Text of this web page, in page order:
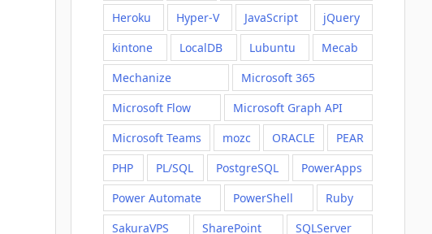
Heroku
Hyper-V JavaScript
jQuery
kintone
LocalDB Lubuntu
Mecab
Mechanize
Microsoft 365
Microsoft Flow
Microsoft Graph API
Microsoft Teams
mozc ORACLE
PEAR
PHP
PL/SQL PostgreSQL
PowerApps
Power Automate
PowerShell
Ruby
SakuraVPS
SharePoint
SQLServer